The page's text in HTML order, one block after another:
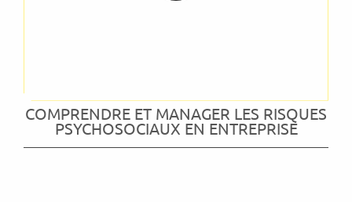
COMPRENDRE ET MANAGER LES RISQUES
PSYCHOSOCIAUX EN ENTREPRISE